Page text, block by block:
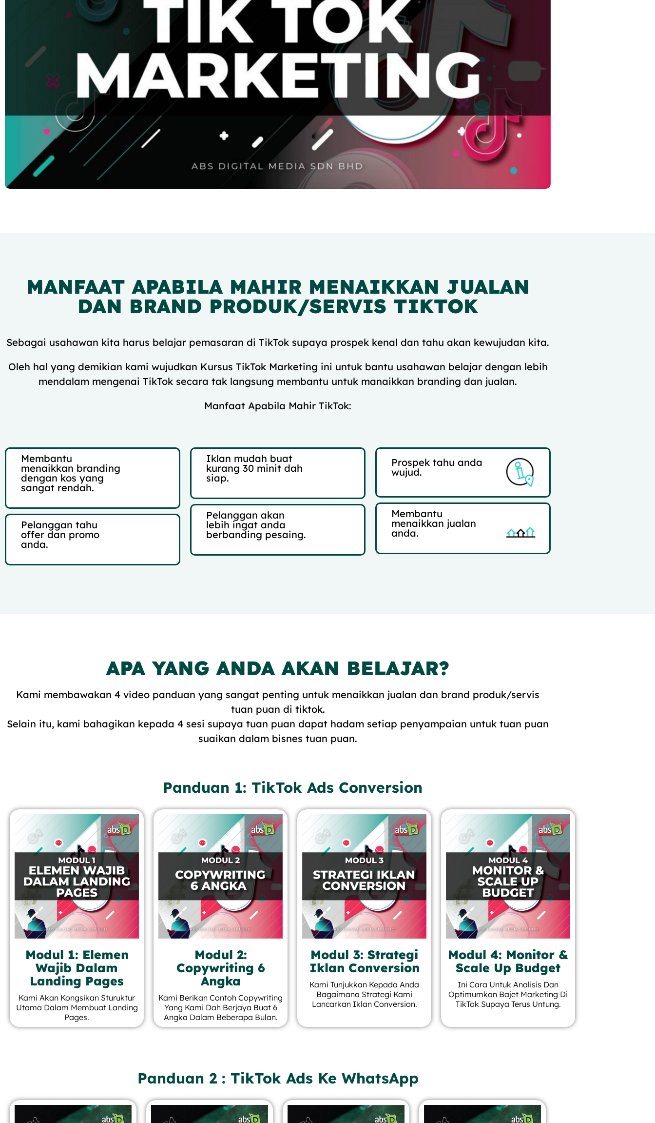
MANFAAT APABILA MAHIR MENAIKKAN JUALAN
DAN BRAND PRODUK/SERVIS TIKTOK
Sebagai usahawan kita harus belajar pemasaran di TikTok supaya prospek kenal dan tahu akan kewujudan kita.
Oleh hal yang demikian kami wujudkan Kursus TikTok Marketing ini untuk bantu usahawan belajar dengan lebih
mendalam mengenai TikTok secara tak langsung membantu untuk manaikkan branding dan jualan.
Manfaat Apabila Mahir TikTok:
Membantu
menaikkan branding
dengan kos yang
sangat rendah.
Pelanggan tahu
offer dan promo
anda.
Iklan mudah buat
kurang 30 minit dah
siap.
Pelanggan akan
lebih ingat anda
berbanding pesaing.
Prospek tahu anda
wujud.
Membantu
menaikkan jualan
anda.
APA YANG ANDA AKAN BELAJAR?
Kami membawakan 4 video panduan yang sangat penting untuk menaikkan jualan dan brand produk/servis
tuan puan di tiktok.
Selain itu, kami bahagikan kepada 4 sesi supaya tuan puan dapat hadam setiap penyampaian untuk tuan puan
suaikan dalam bisnes tuan puan.
Panduan 1: TikTok Ads Conversion
Modul 1: Elemen
Wajib Dalam
Landing Pages
Kami Akan Kongsikan Sturuktur
Utama Dalam Membuat Landing
Pages.
Modul 2:
Copywriting 6
Angka
Kami Berikan Contoh Copywriting
Yang Kami Dah Berjaya Buat 6
Angka Dalam Beberapa Bulan.
Modul 3: Strategi
Iklan Conversion
Kami Tunjukkan Kepada Anda
Bagaimana Strategi Kami
Lancarkan Iklan Conversion.
Modul 4: Monitor &
Scale Up Budget
Ini Cara Untuk Analisis Dan
Optimumkan Bajet Marketing Di
TikTok Supaya Terus Untung.
Panduan 2 : TikTok Ads Ke WhatsApp